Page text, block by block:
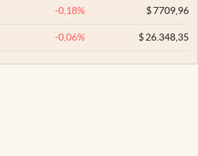
-0,18% $7709,96
-0,06% $26.348,35